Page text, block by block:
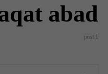
abad
1 post